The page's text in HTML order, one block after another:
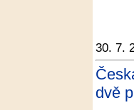
30. 7.
dvě